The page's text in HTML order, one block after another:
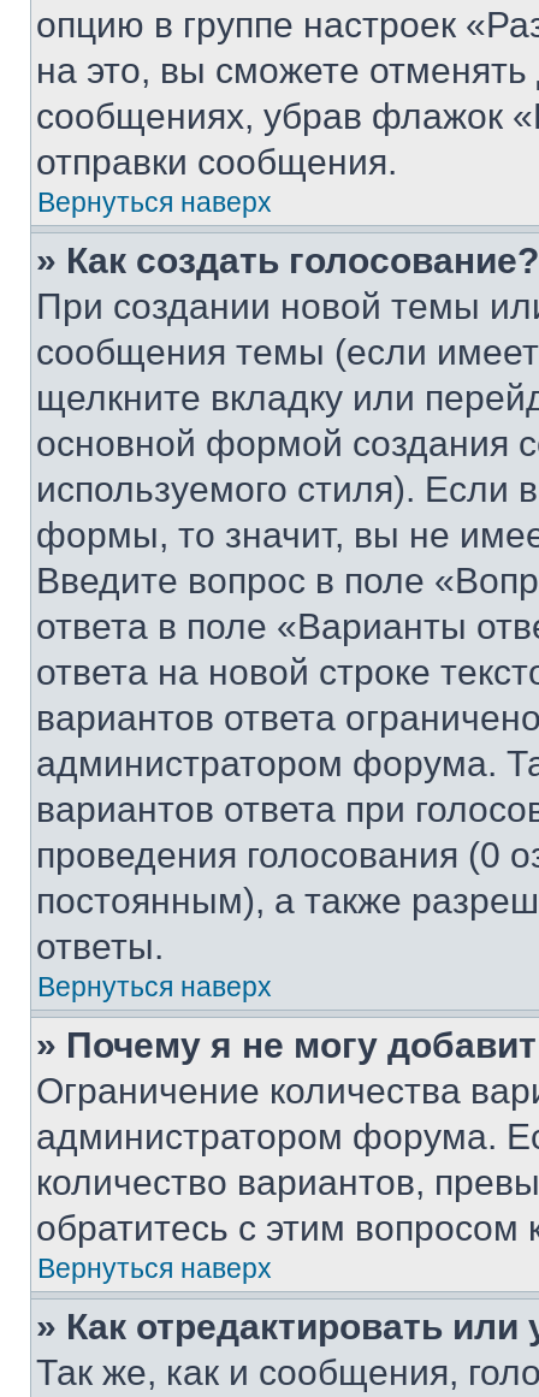
опцию в группе настроек
на это, вы сможете
сообщениях, убрав флажок
отправки сообщения.
Вернуться наверх
» Как создать голосование?
При создании новой темы
сообщения темы (если
щелкните вкладку или
основной формой создания
используемого стиля). Если
формы, то значит, вы не
Введите вопрос в поле
ответа в поле «Варианты
ответа на новой строке
вариантов ответа
администратором форума.
вариантов ответа при
проведения голосования (0
постоянным), а также
ответы.
Вернуться наверх
» Почему я не могу
Ограничение количества
администратором форума.
количество вариантов,
обратитесь с этим вопросом
Вернуться наверх
» Как отредактировать
Так же, как и сообщения,